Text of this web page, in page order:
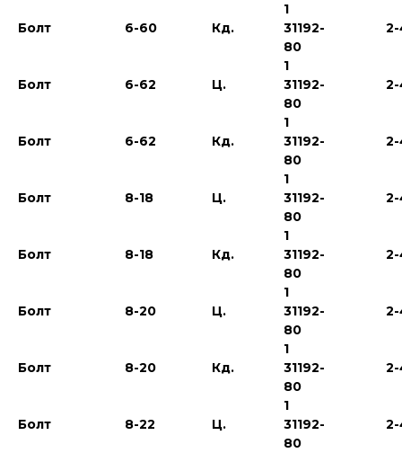
Болт 6-60 Кд.
1
31192-
80
Болт 6-62 Ц.
1
31192-
80
Болт 6-62 Кд.
1
31192-
80
Болт 8-18 Ц.
1
31192-
80
Болт 8-18 Кд.
1
31192-
80
Болт 8-20 Ц.
1
31192-
80
Болт 8-20 Кд.
1
31192-
80
Болт 8-22 Ц.
1
31192-
80